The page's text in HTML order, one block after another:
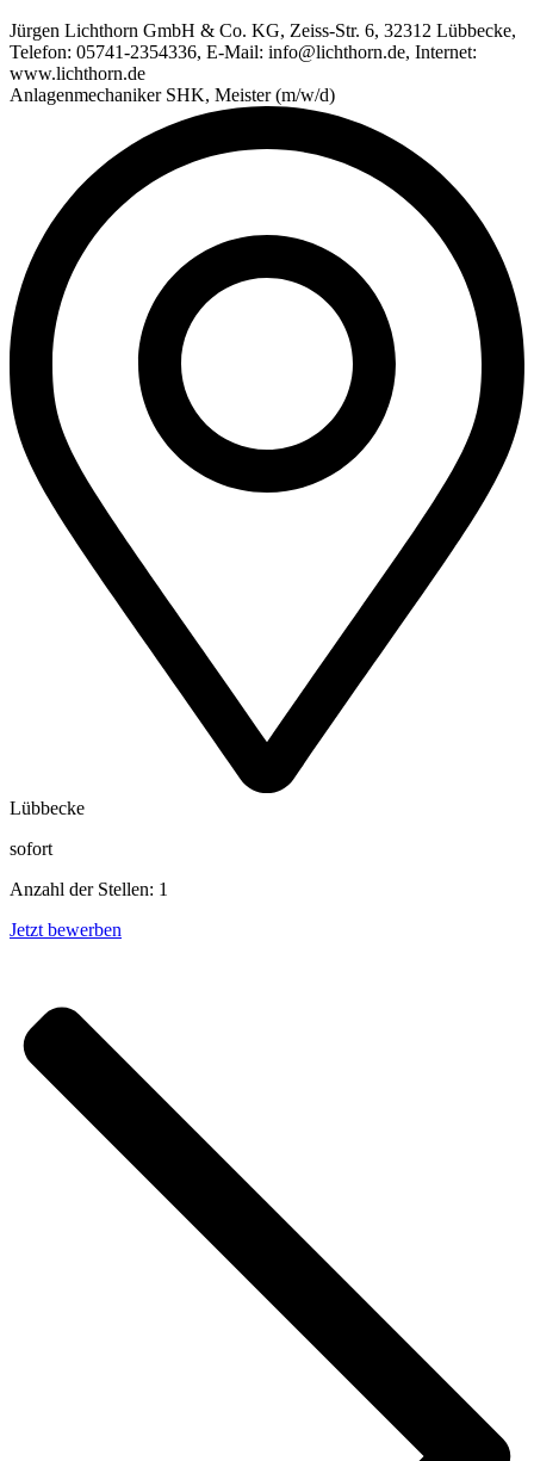
Jürgen Lichthorn GmbH & Co. KG, Zeiss-Str. 6, 32312 Lübbecke,
Telefon: 05741-2354336, E-Mail: info@lichthorn.de, Internet:
www.lichthorn.de
Anlagenmechaniker SHK, Meister (m/w/d)
Lübbecke
sofort
Anzahl der Stellen: 1
Jetzt bewerben